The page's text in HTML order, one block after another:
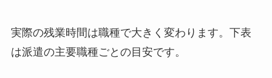
実際の残業時間は職種で大きく変わります。下表
は派遣の主要職種ごとの目安です。